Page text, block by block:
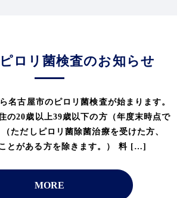
ロリ菌検査のお知らせ
名古屋市のピロリ菌検査が始まります。
の20歳以上39歳以下の方（年度末時点で
ただしピロリ菌除菌治療を受けた方、
とがある方を除きます。） 料 […]
MORE